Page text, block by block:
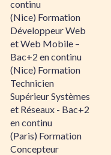
continu
(Nice) Formation
Développeur Web
et Web Mobile –
Bac+2 en continu
(Nice) Formation
Technicien
Supérieur Systèmes
et Réseaux - Bac+2
en continu
(Paris) Formation
Concepteur